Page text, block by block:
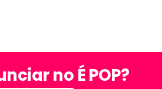
no É POP?